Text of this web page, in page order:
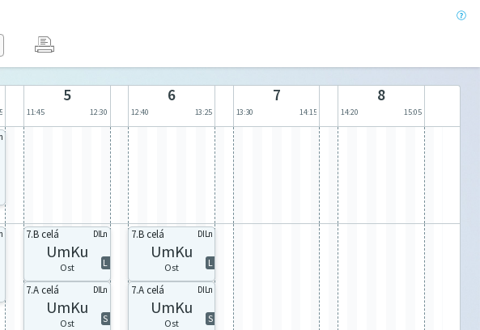
5
11:45 12:30
6
12:40 13:25
7
13:30 14:15
8
14:20 15:05
7.B celá DILn
UmKu
L
Ost
7.A celá DILn
UmKu
S
Ost
7.B celá DILn
UmKu
L
Ost
7.A celá DILn
UmKu
S
Ost